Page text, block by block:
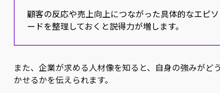
顧客の反応や売上向上につながった具体的なエピソ
ードを整理しておくと説得力が増します。
また、企業が求める人材像を知ると、自身の強みがど
かせるかを伝えられます。